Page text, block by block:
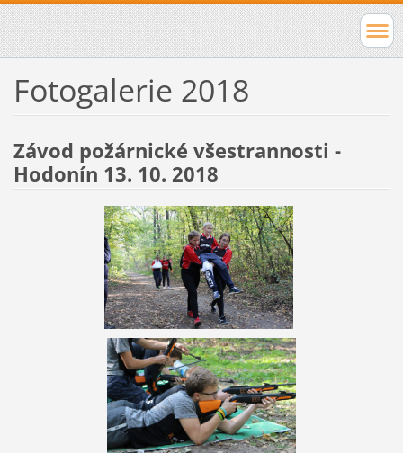
Fotogalerie 2018
Závod požárnické všestrannosti -
Hodonín 13. 10. 2018